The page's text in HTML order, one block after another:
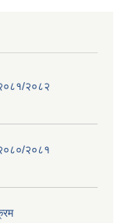
२०८१/२०८२
२०८०/२०८१